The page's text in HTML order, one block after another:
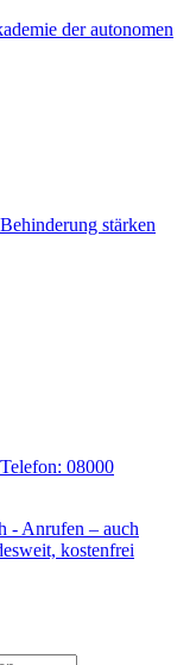
der autonomen
stärken